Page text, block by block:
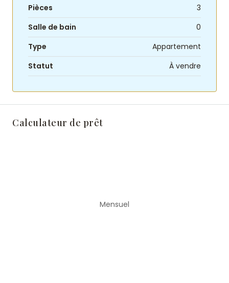
Pièces
3
Salle de bain
0
Type
Appartement
Statut
À vendre
Calculateur de prêt
Mensuel